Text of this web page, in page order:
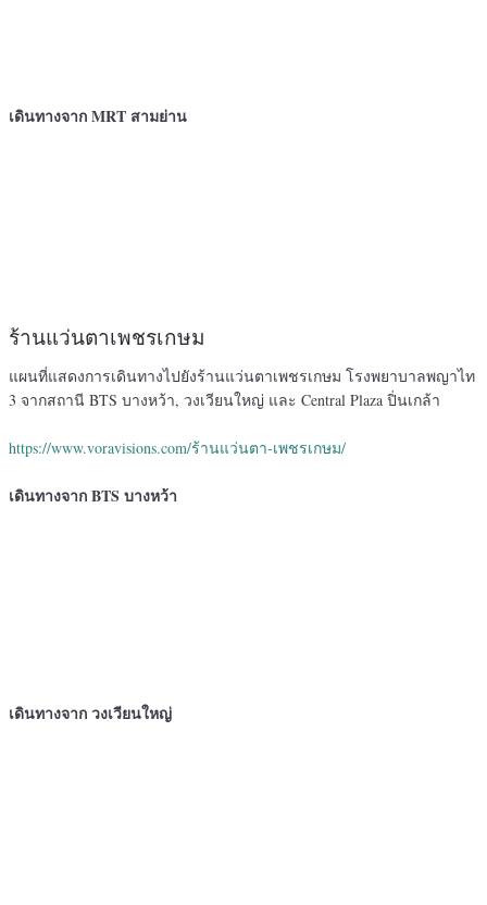
เดินทางจาก MRT สามย่าน
ร้านแว่นตาเพชรเกษม
แผนที่แสดงการเดินทางไปยังร้านแว่นตาเพชรเกษม โรงพยาบาลพญาไท
3 จากสถานี BTS บางหว้า, วงเวียนใหญ่ และ Central Plaza ปิ่นเกล้า
https://www.voravisions.com/ร้านแว่นตา-เพชรเกษม/
เดินทางจาก BTS บางหว้า
เดินทางจากวงเวียนใหญ่